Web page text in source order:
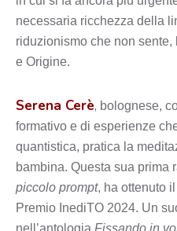
necessaria ricchezza della
riduzionismo che non
e Origine.
Serena Cerè, bolognese,
formativo e di esperienze
quantistica, pratica la
bambina. Questa sua prima
piccolo prompt, ha ottenuto
Premio InediTO 2024. Un
nell’antologia Fissando in